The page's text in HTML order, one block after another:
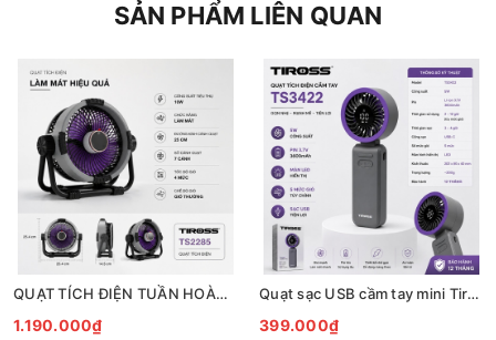
SẢN PHẨM LIÊN QUAN
QUẠT TÍCH ĐIỆN TUẦN HOÀN ĐỂ BÀN TIROSS TS2285
1.190.000₫
Quạt sạc USB cầm tay mini Tiross TS3422
399.000₫